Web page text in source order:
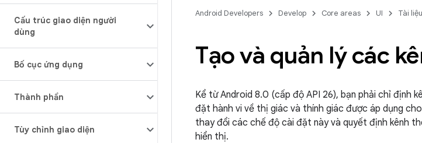
Cấu trúc giao diện người
dùng
Bố cục ứng dụng
Thành phần
Tùy chỉnh giao diện
Android Developers Develop Core areas UI Tài liệu
Tạo và quản lý các
Kể từ Android 8.0 (cấp độ API 26), bạn phải chỉ định
đặt hành vi về thị giác và thính giác được áp dụng
thay đổi các chế độ cài đặt này và quyết định kênh
hiển thị.